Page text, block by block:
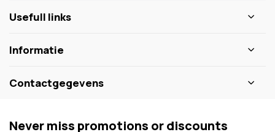
Usefull links
Informatie
Contactgegevens
Never miss promotions or discounts